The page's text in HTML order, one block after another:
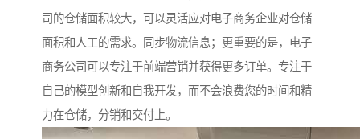
司的仓储面积较大，可以灵活应对电子商务企业对仓储
面积和人工的需求。同步物流信息；更重要的是，电子
商务公司可以专注于前端营销并获得更多订单。专注于
自己的模型创新和自我开发，而不会浪费您的时间和精
力在仓储，分销和交付上。